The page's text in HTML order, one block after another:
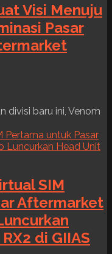
Visi Menuju
Pasar
divisi baru ini, Venom
SIM
Aftermarket
di GIIAS